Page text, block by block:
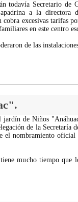
todavía Secretario de
apadrina a la directora
excesivas tarifas
en este centro
de las
jardín de Niños
de la Secretaría
el nombramiento oficial
mucho tiempo que